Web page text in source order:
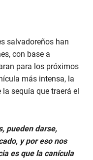
salvadoreños han
con base a
para los próximos
más intensa, la
sequía que traerá el
pueden darse,
y por eso nos
es que la canícula